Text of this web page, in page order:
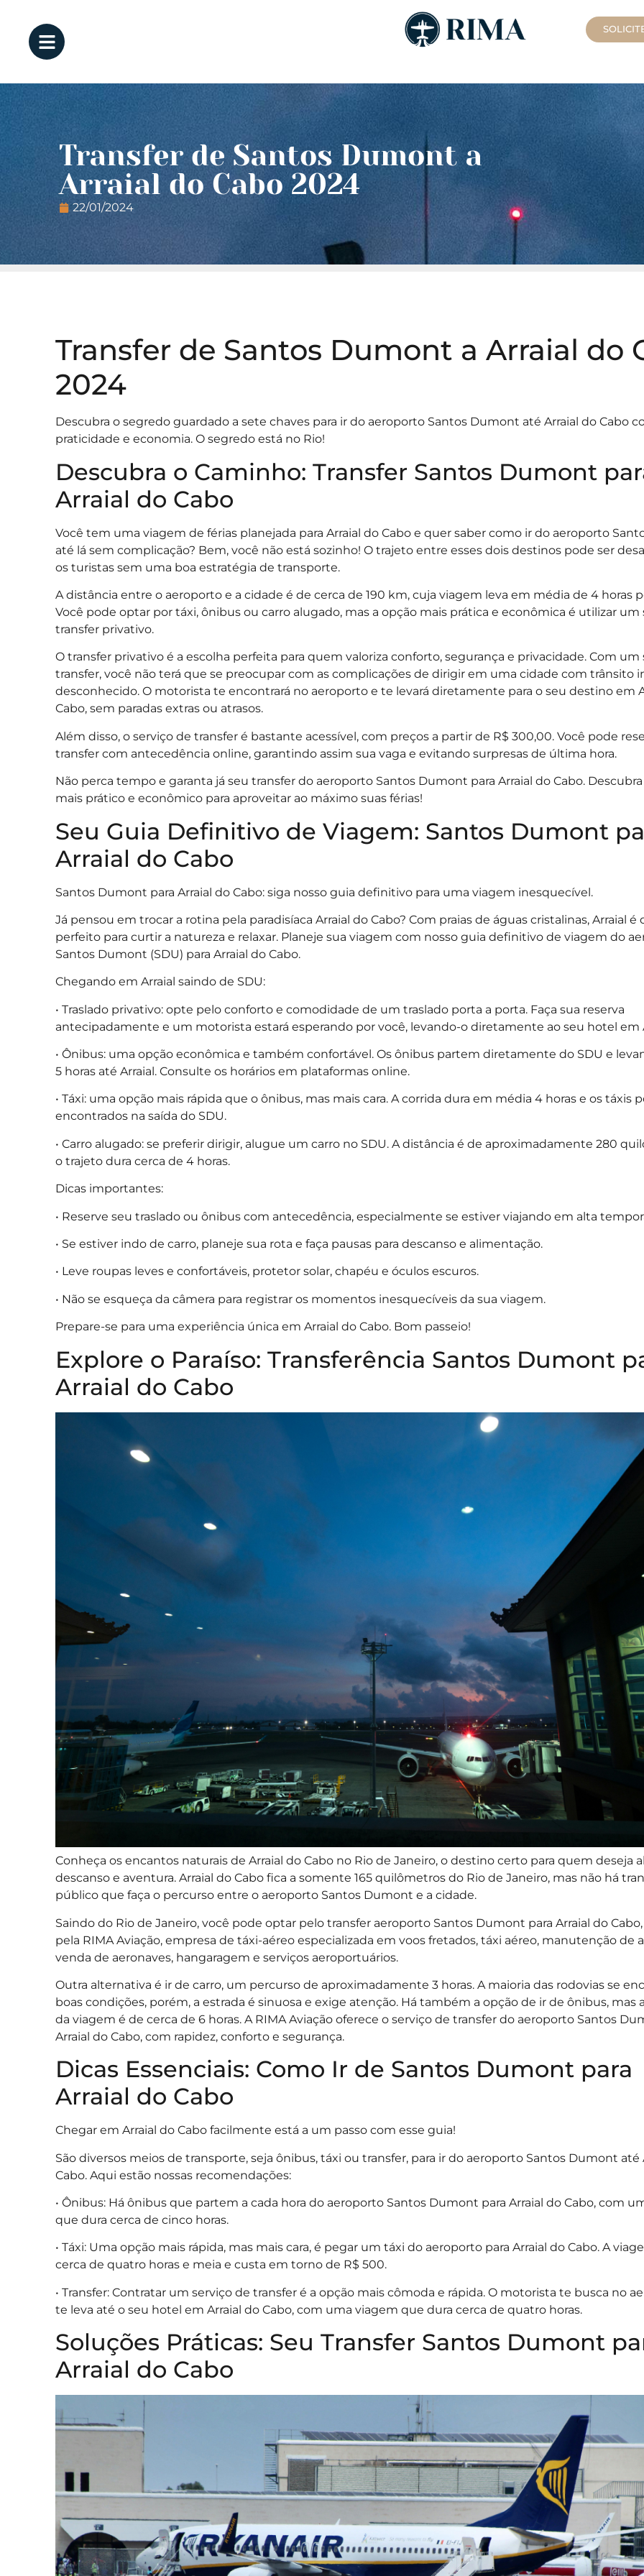
Transfer de Santos Dumont a
Arraial do Cabo 2024
22/01/2024
Transfer de Santos Dumont a Arraial do
2024
Descubra o segredo guardado a sete chaves para ir do aeroporto Santos Dumont até Arraial do Cabo
praticidade e economia. O segredo está no Rio!
Descubra o Caminho: Transfer Santos Dumont
Arraial do Cabo
Você tem uma viagem de férias planejada para Arraial do Cabo e quer saber como ir do aeroporto
até lá sem complicação? Bem, você não está sozinho! O trajeto entre esses dois destinos pode ser
os turistas sem uma boa estratégia de transporte.
A distância entre o aeroporto e a cidade é de cerca de 190 km, cuja viagem leva em média de 4 horas
Você pode optar por táxi, ônibus ou carro alugado, mas a opção mais prática e econômica é utilizar um
transfer privativo.
O transfer privativo é a escolha perfeita para quem valoriza conforto, segurança e privacidade. Com um
transfer, você não terá que se preocupar com as complicações de dirigir em uma cidade com trânsito
desconhecido. O motorista te encontrará no aeroporto e te levará diretamente para o seu destino em
Cabo, sem paradas extras ou atrasos.
Além disso, o serviço de transfer é bastante acessível, com preços a partir de R$ 300,00. Você pode
transfer com antecedência online, garantindo assim sua vaga e evitando surpresas de última hora.
Não perca tempo e garanta já seu transfer do aeroporto Santos Dumont para Arraial do Cabo.
mais prático e econômico para aproveitar ao máximo suas férias!
Seu Guia Definitivo de Viagem: Santos Dumont
Arraial do Cabo
Santos Dumont para Arraial do Cabo: siga nosso guia definitivo para uma viagem inesquecível.
Já pensou em trocar a rotina pela paradisíaca Arraial do Cabo? Com praias de águas cristalinas, Arraial é
perfeito para curtir a natureza e relaxar. Planeje sua viagem com nosso guia definitivo de viagem do
Santos Dumont (SDU) para Arraial do Cabo.
Chegando em Arraial saindo de SDU:
• Traslado privativo: opte pelo conforto e comodidade de um traslado porta a porta. Faça sua reserva
antecipadamente e um motorista estará esperando por você, levando-o diretamente ao seu hotel em
• Ônibus: uma opção econômica e também confortável. Os ônibus partem diretamente do SDU e
5 horas até Arraial. Consulte os horários em plataformas online.
• Táxi: uma opção mais rápida que o ônibus, mas mais cara. A corrida dura em média 4 horas e os táxis
encontrados na saída do SDU.
• Carro alugado: se preferir dirigir, alugue um carro no SDU. A distância é de aproximadamente 280
o trajeto dura cerca de 4 horas.
Dicas importantes:
• Reserve seu traslado ou ônibus com antecedência, especialmente se estiver viajando em alta
• Se estiver indo de carro, planeje sua rota e faça pausas para descanso e alimentação.
• Leve roupas leves e confortáveis, protetor solar, chapéu e óculos escuros.
• Não se esqueça da câmera para registrar os momentos inesquecíveis da sua viagem.
Prepare-se para uma experiência única em Arraial do Cabo. Bom passeio!
Explore o Paraíso: Transferência Santos Dumont
Arraial do Cabo
Conheça os encantos naturais de Arraial do Cabo no Rio de Janeiro, o destino certo para quem deseja
descanso e aventura. Arraial do Cabo fica a somente 165 quilômetros do Rio de Janeiro, mas não há
público que faça o percurso entre o aeroporto Santos Dumont e a cidade.
Saindo do Rio de Janeiro, você pode optar pelo transfer aeroporto Santos Dumont para Arraial do
pela RIMA Aviação, empresa de táxi-aéreo especializada em voos fretados, táxi aéreo, manutenção de
venda de aeronaves, hangaragem e serviços aeroportuários.
Outra alternativa é ir de carro, um percurso de aproximadamente 3 horas. A maioria das rodovias se
boas condições, porém, a estrada é sinuosa e exige atenção. Há também a opção de ir de ônibus, mas
da viagem é de cerca de 6 horas. A RIMA Aviação oferece o serviço de transfer do aeroporto Santos
Arraial do Cabo, com rapidez, conforto e segurança.
Dicas Essenciais: Como Ir de Santos Dumont para
Arraial do Cabo
Chegar em Arraial do Cabo facilmente está a um passo com esse guia!
São diversos meios de transporte, seja ônibus, táxi ou transfer, para ir do aeroporto Santos Dumont até
Cabo. Aqui estão nossas recomendações:
• Ônibus: Há ônibus que partem a cada hora do aeroporto Santos Dumont para Arraial do Cabo, com
que dura cerca de cinco horas.
• Táxi: Uma opção mais rápida, mas mais cara, é pegar um táxi do aeroporto para Arraial do Cabo. A
cerca de quatro horas e meia e custa em torno de R$ 500.
• Transfer: Contratar um serviço de transfer é a opção mais cômoda e rápida. O motorista te busca no
te leva até o seu hotel em Arraial do Cabo, com uma viagem que dura cerca de quatro horas.
Soluções Práticas: Seu Transfer Santos Dumont
Arraial do Cabo